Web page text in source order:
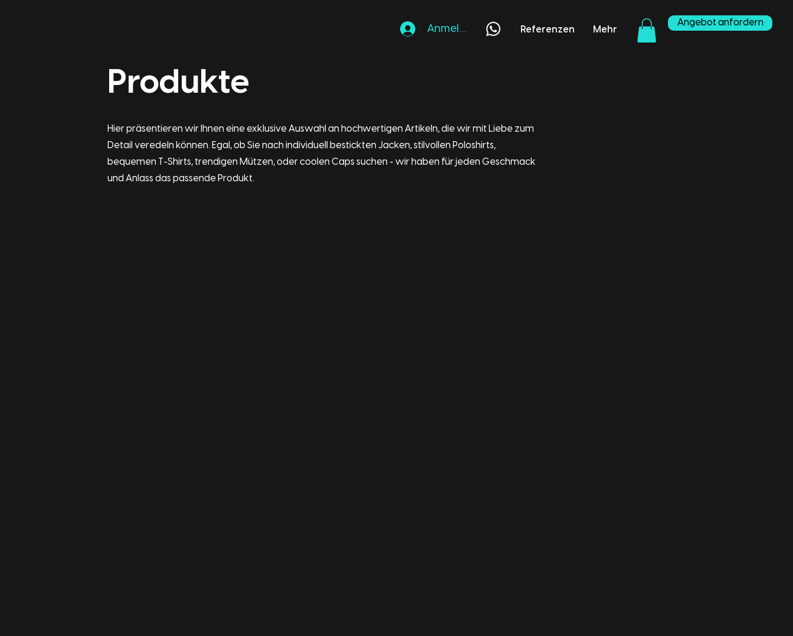
Anmelden Referenzen Mehr
Angebot anfordern
Produkte
Hier präsentieren wir Ihnen eine exklusive Auswahl an hochwertigen Artikeln, die wir mit Liebe zum
Detail veredeln können. Egal, ob Sie nach individuell bestickten Jacken, stilvollen Poloshirts,
bequemen T-Shirts, trendigen Mützen, oder coolen Caps suchen - wir haben für jeden Geschmack
und Anlass das passende Produkt.